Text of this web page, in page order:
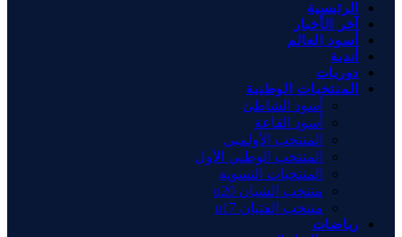
الرئيسية
آخر الأخبار
أسود العالم
أندية
دوريات
المنتخبات الوطنية
أسود الشاطئ
أسود القاعة
المنتخب الأولمبي
المنتخب الوطني الأول
المنتخبات النسوية
منتخب الشبان u20
منتخب الفتيان u17
رياضات